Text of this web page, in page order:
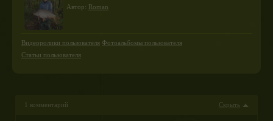
Автор: Roman
Видеоролики пользователя Фотоальбомы пользователя
Статьи пользователя
Скрыть
1 комментарий